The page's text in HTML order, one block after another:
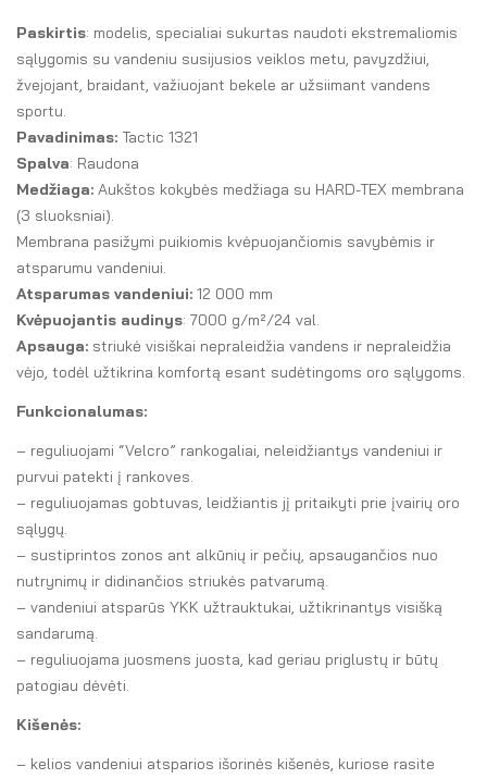
Paskirtis: modelis, specialiai sukurtas naudoti ekstremaliomis
sąlygomis su vandeniu susijusios veiklos metu, pavyzdžiui,
žvejojant, braidant, važiuojant bekele ar užsiimant vandens
sportu.
Pavadinimas: Tactic 1321
Spalva: Raudona
Medžiaga: Aukštos kokybės medžiaga su HARD-TEX membrana
(3 sluoksniai).
Membrana pasižymi puikiomis kvėpuojančiomis savybėmis ir
atsparumu vandeniui.
Atsparumas vandeniui: 12 000 mm
Kvėpuojantis audinys: 7000 g/m²/24 val.
Apsauga: striukė visiškai nepraleidžia vandens ir nepraleidžia
vėjo, todėl užtikrina komfortą esant sudėtingoms oro sąlygoms.
Funkcionalumas:
– reguliuojami “Velcro” rankogaliai, neleidžiantys vandeniui ir
purvui patekti į rankoves.
– reguliuojamas gobtuvas, leidžiantis jį pritaikyti prie įvairių oro
sąlygų.
– sustiprintos zonos ant alkūnių ir pečių, apsaugančios nuo
nutrynimų ir didinančios striukės patvarumą.
– vandeniui atsparūs YKK užtrauktukai, užtikrinantys visišką
sandarumą.
– reguliuojama juosmens juosta, kad geriau priglustų ir būtų
patogiau dėvėti.
Kišenės:
– kelios vandeniui atsparios išorinės kišenės, kuriose rasite